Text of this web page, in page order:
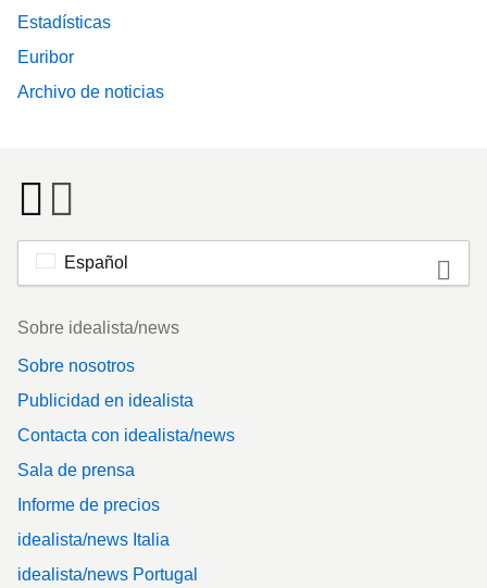
Estadísticas
Euribor
Archivo de noticias
Español
Footer
Sobre idealista/news
Sobre nosotros
Publicidad en idealista
Contacta con idealista/news
Sala de prensa
Informe de precios
idealista/news Italia
idealista/news Portugal